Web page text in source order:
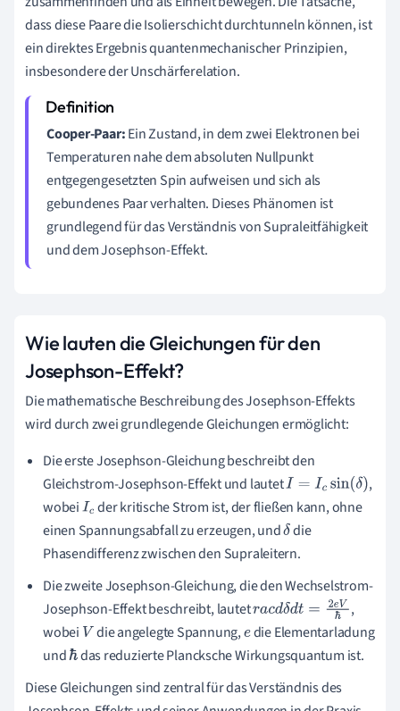
dass diese Paare die Isolierschicht durchtunneln können, ist
ein direktes Ergebnis quantenmechanischer Prinzipien,
insbesondere der Unschärferelation.
Cooper-Paar:Ein Zustand, in dem zwei Elektronen bei
Temperaturen nahe dem absoluten Nullpunkt
entgegengesetzten Spin aufweisen und sich als
gebundenes Paar verhalten. Dieses Phänomen ist
grundlegend für das Verständnis von Supraleitfähigkeit
und dem Josephson-Effekt.
Wie lauten die Gleichungen für den
Josephson-Effekt?
Die mathematische Beschreibung des Josephson-Effekts
wird durch zwei grundlegende Gleichungen ermöglicht:
Die erste Josephson-Gleichung beschreibt den
Gleichstrom-Josephson-Effekt und lautetI= Icsin(δ)
,
wobeiIc der kritische Strom ist, der fließen kann, ohne
einen Spannungsabfall zu erzeugen, undδdie
Phasendifferenz zwischen den Supraleitern.
Die zweite Josephson-Gleichung, die den Wechselstrom-
Josephson-Effekt beschreibt, lautetracdδdt= 2eVℏ
,
wobei V die angelegte Spannung,edie Elementarladung
undℏdas reduzierte Plancksche Wirkungsquantum ist.
Diese Gleichungen sind zentral für das Verständnis des